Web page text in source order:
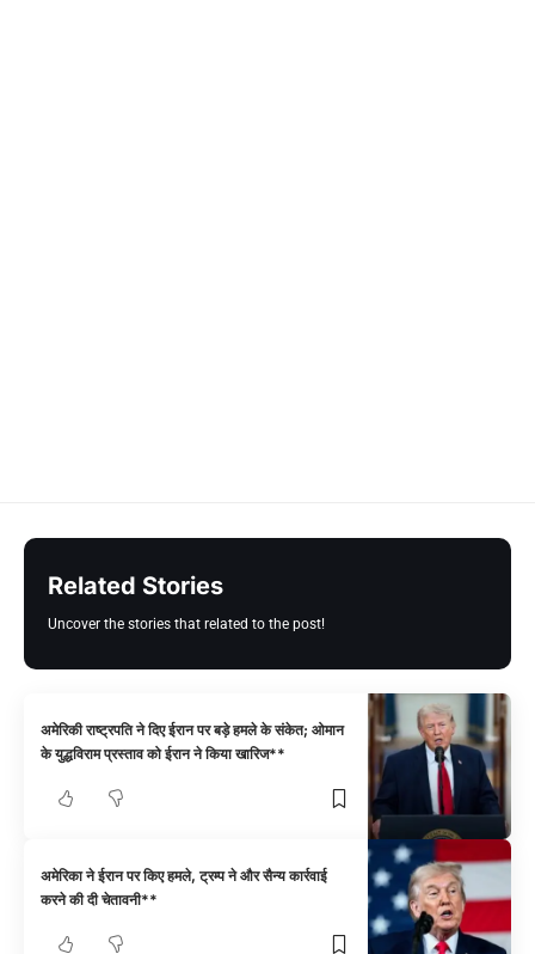
Related Stories
Uncover the stories that related to the post!
अमेरिकी राष्ट्रपति ने दिए ईरान पर बड़े हमले के संकेत; ओमान
के युद्धविराम प्रस्ताव को ईरान ने किया खारिज**
अमेरिका ने ईरान पर किए हमले, ट्रम्प ने और सैन्य कार्रवाई
करने की दी चेतावनी**